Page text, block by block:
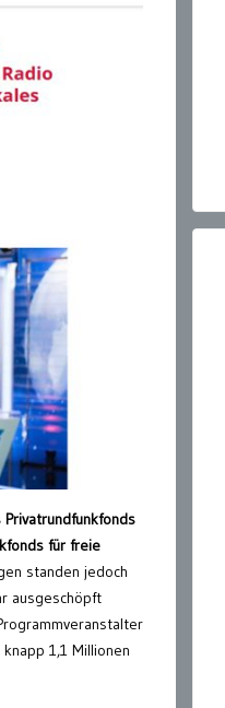
für freie
standen jedoch
ausgeschöpft
1,1 Millionen